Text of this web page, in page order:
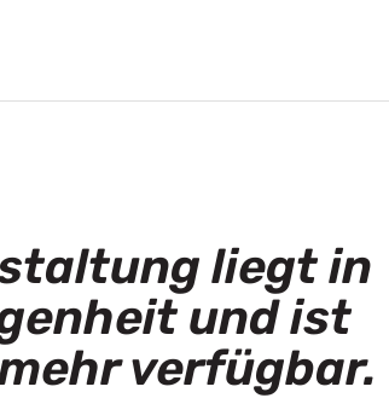
liegt in
und ist
verfügbar.